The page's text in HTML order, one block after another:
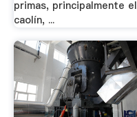
primas, principalmente el
caolín, ...